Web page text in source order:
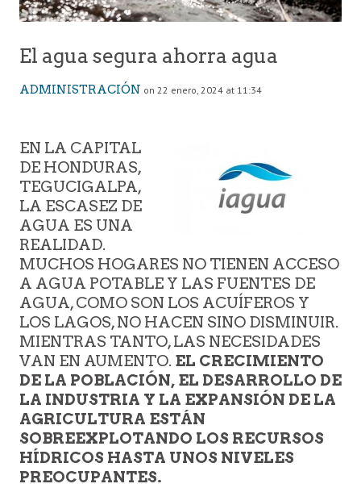
El agua segura ahorra agua
ADMINISTRACIÓN on 22 enero, 2024 at 11:34
EN LA CAPITAL
DE HONDURAS,
TEGUCIGALPA,
LA ESCASEZ DE
AGUA ES UNA
REALIDAD.
MUCHOS HOGARES NO TIENEN ACCESO
A AGUA POTABLE Y LAS FUENTES DE
AGUA, COMO SON LOS ACUÍFEROS Y
LOS LAGOS, NO HACEN SINO DISMINUIR.
MIENTRAS TANTO, LAS NECESIDADES
VAN EN AUMENTO. EL CRECIMIENTO
DE LA POBLACIÓN, EL DESARROLLO DE
LA INDUSTRIA Y LA EXPANSIÓN DE LA
AGRICULTURA ESTÁN
SOBREEXPLOTANDO LOS RECURSOS
HÍDRICOS HASTA UNOS NIVELES
PREOCUPANTES.